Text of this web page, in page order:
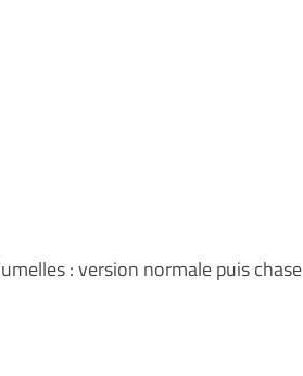
: version normale puis chase